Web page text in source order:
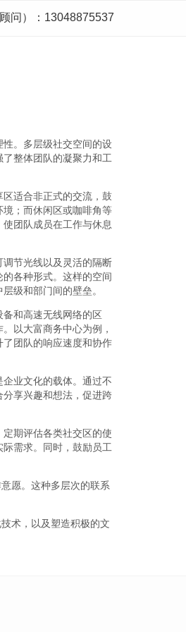
问）：13048875537
。多层级社交空间的设
整体团队的凝聚力和工
适合非正式的交流，鼓
；而休闲区或咖啡角等
团队成员在工作与休息
节光线以及灵活的隔断
各种形式。这样的空间
级和部门间的壁垒。
和高速无线网络的区
以大富商务中心为例，
团队的响应速度和协作
业文化的载体。通过不
享兴趣和想法，促进跨
期评估各类社交区的使
需求。同时，鼓励员工
愿。这种多层次的联系
术，以及塑造积极的文